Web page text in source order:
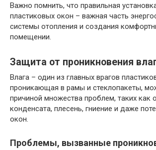
Важно помнить, что правильная
пластиковых окон – важная часть
системы отопления и создания
помещении.
Защита от проникновения
Влага – один из главных врагов
проникающая в рамы и стеклопакеты,
причиной множества проблем, таких как
конденсата, плесень, гниение и даже
окон.
Проблемы, вызванные